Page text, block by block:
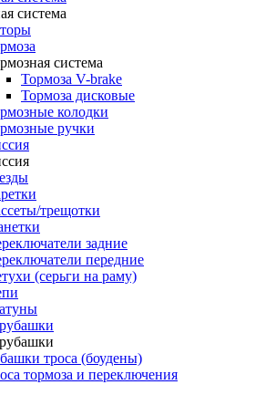
система
система
Тормоза V-brake
Тормоза дисковые
колодки
ручки
трещотки
задние
передние
(серьги на раму)
троса (боудены)
тормоза и переключения